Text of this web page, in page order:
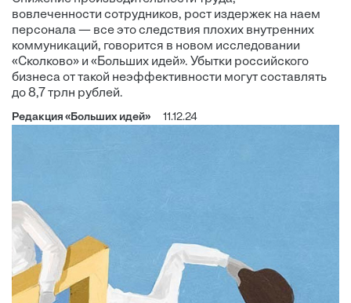
вовлеченности сотрудников, рост издержек на наем
персонала — все это следствия плохих внутренних
коммуникаций, говорится в новом исследовании
«Сколково» и «Больших идей». Убытки российского
бизнеса от такой неэффективности могут составлять
до 8,7 трлн рублей.
Редакция «Больших идей» 11.12.24